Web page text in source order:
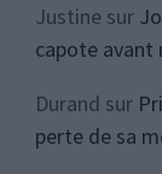
Justinesur
capote avant
Durand sur
perte de sa